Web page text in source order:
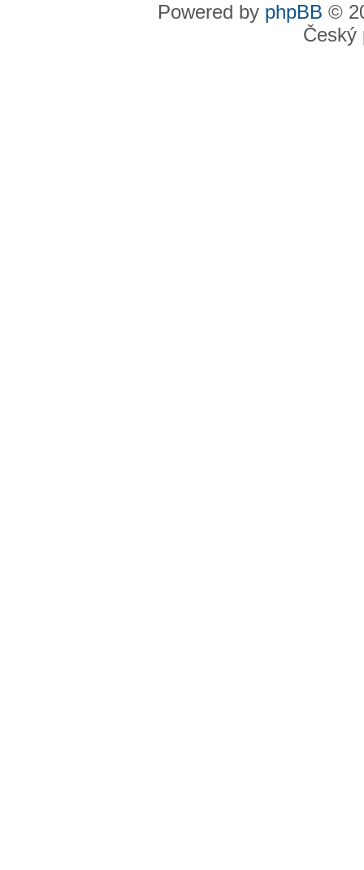
Powered by phpBB ©